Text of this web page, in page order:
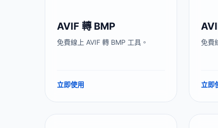
AVIF 轉 BMP
免費線上 AVIF 轉 BMP 工具。
立即使用
免費
立即